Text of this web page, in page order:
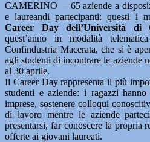
CAMERINO – 65 aziende a
e laureandi partecipanti: questi i
Career Day dell’Università di
quest’anno in modalità
Confindustria Macerata, che si è
agli studenti di incontrare le aziende
al 30 aprile.
Il Career Day rappresenta il più
studenti e aziende: i ragazzi
imprese, sostenere colloqui
di lavoro mentre le aziende
presentarsi, far conoscere la propria
offerte ai giovani laureati.